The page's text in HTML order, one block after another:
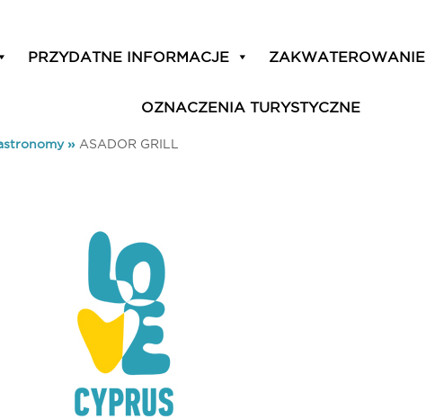
PRZYDATNE INFORMACJE ZAKWATEROWANIE
OZNACZENIA TURYSTYCZNE
» ASADOR GRILL